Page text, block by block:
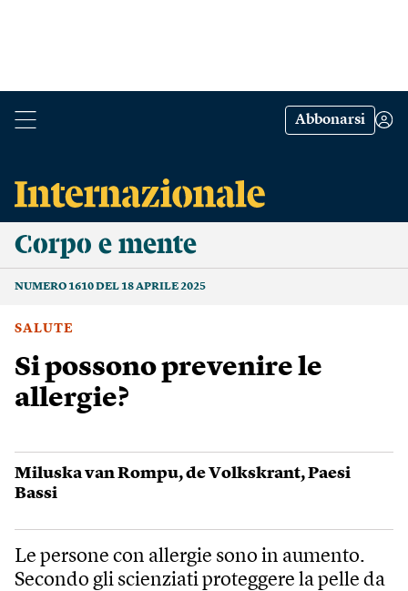
Abbonarsi
Corpo e mente
NUMERO 1610 DEL 18 APRILE 2025
SALUTE
Si possono prevenire le
allergie?
Miluska van Rompu,de Volkskrant,Paesi
Bassi
Le persone con allergie sono in aumento.
Secondo gli scienziati proteggere la pelle da